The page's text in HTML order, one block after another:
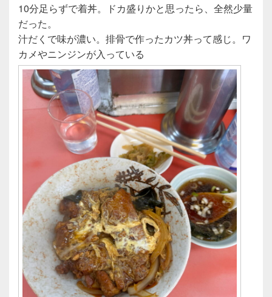
10分足らずで着丼。ドカ盛りかと思ったら、全然少量
だった。
汁だくで味が濃い。排骨で作ったカツ丼って感じ。ワ
カメやニンジンが入っている